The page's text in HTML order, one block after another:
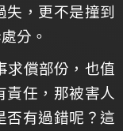
，更不是撞到
分。
償部份，也值
責任，那被害人
否有過錯呢？這